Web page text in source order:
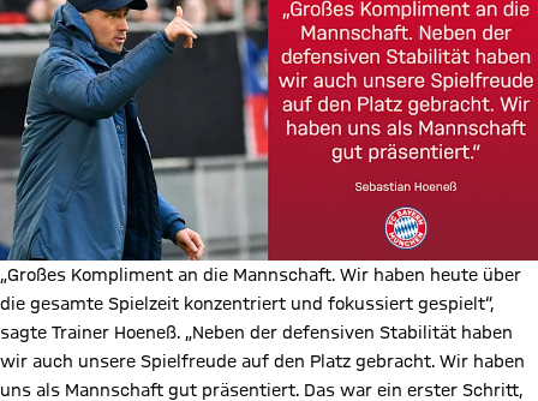
„Großes Kompliment an die Mannschaft. Wir haben heute über
die gesamte Spielzeit konzentriert und fokussiert gespielt“,
sagte Trainer Hoeneß. „Neben der defensiven Stabilität haben
wir auch unsere Spielfreude auf den Platz gebracht. Wir haben
uns als Mannschaft gut präsentiert. Das war ein erster Schritt,